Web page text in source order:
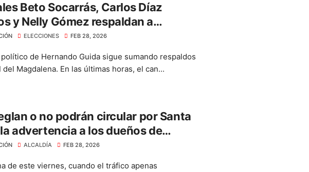
Beto Socarrás, Carlos Díaz
y Nelly Gómez respaldan a
Guida
ELECCIONES FEB 28, 2026
de Hernando Guida sigue sumando respaldos
del Magdalena. En las últimas horas, el can...
o no podrán circular por Santa
advertencia a los dueños de
ALCALDÍA FEB 28, 2026
de este viernes, cuando el tráfico apenas